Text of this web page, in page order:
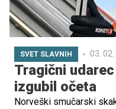
SVET SLAVNIH 03.
Tragični
izgubil očeta
Norveški smučarski